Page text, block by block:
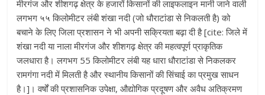
मीरगंज और शीशगढ़ क्षेत्र के हजारों किसानों की लाइफलाइन मानी जाने वाली
लगभग ५५ किलोमीटर लंबी शंखा नदी (जो धौराटांडा से निकलती है) को
बचाने के लिए जिला प्रशासन ने भी अपनी सक्रियता बढ़ा दी है [cite: जिले में
शंखा नदी या नाला मीरगंज और शीशगढ़ क्षेत्र की महत्वपूर्ण प्राकृतिक
जलधारा है। लगभग 55 किलोमीटर लंबी यह धारा धौराटांडा से निकलकर
रामगंगा नदी में मिलती है और स्थानीय किसानों की सिंचाई का प्रमुख साधन
है।]। वर्षों की प्रशासनिक उपेक्षा, औद्योगिक प्रदूषण और अवैध अतिक्रमण